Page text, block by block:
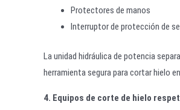
Protectores de manos
Interruptor de protección de
La unidad hidráulica de potencia
herramienta segura para cortar hielo
4. Equipos de corte de hielo